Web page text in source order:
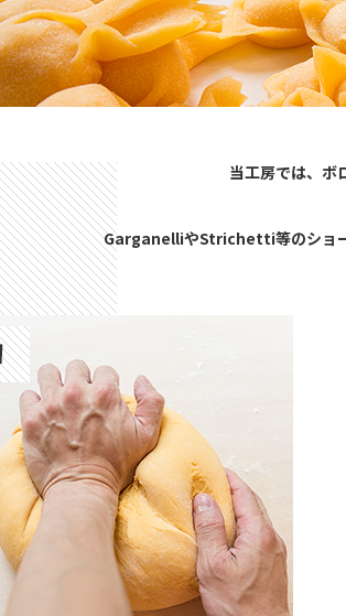
当工房では、ボ
GarganelliやStrichetti等のショ